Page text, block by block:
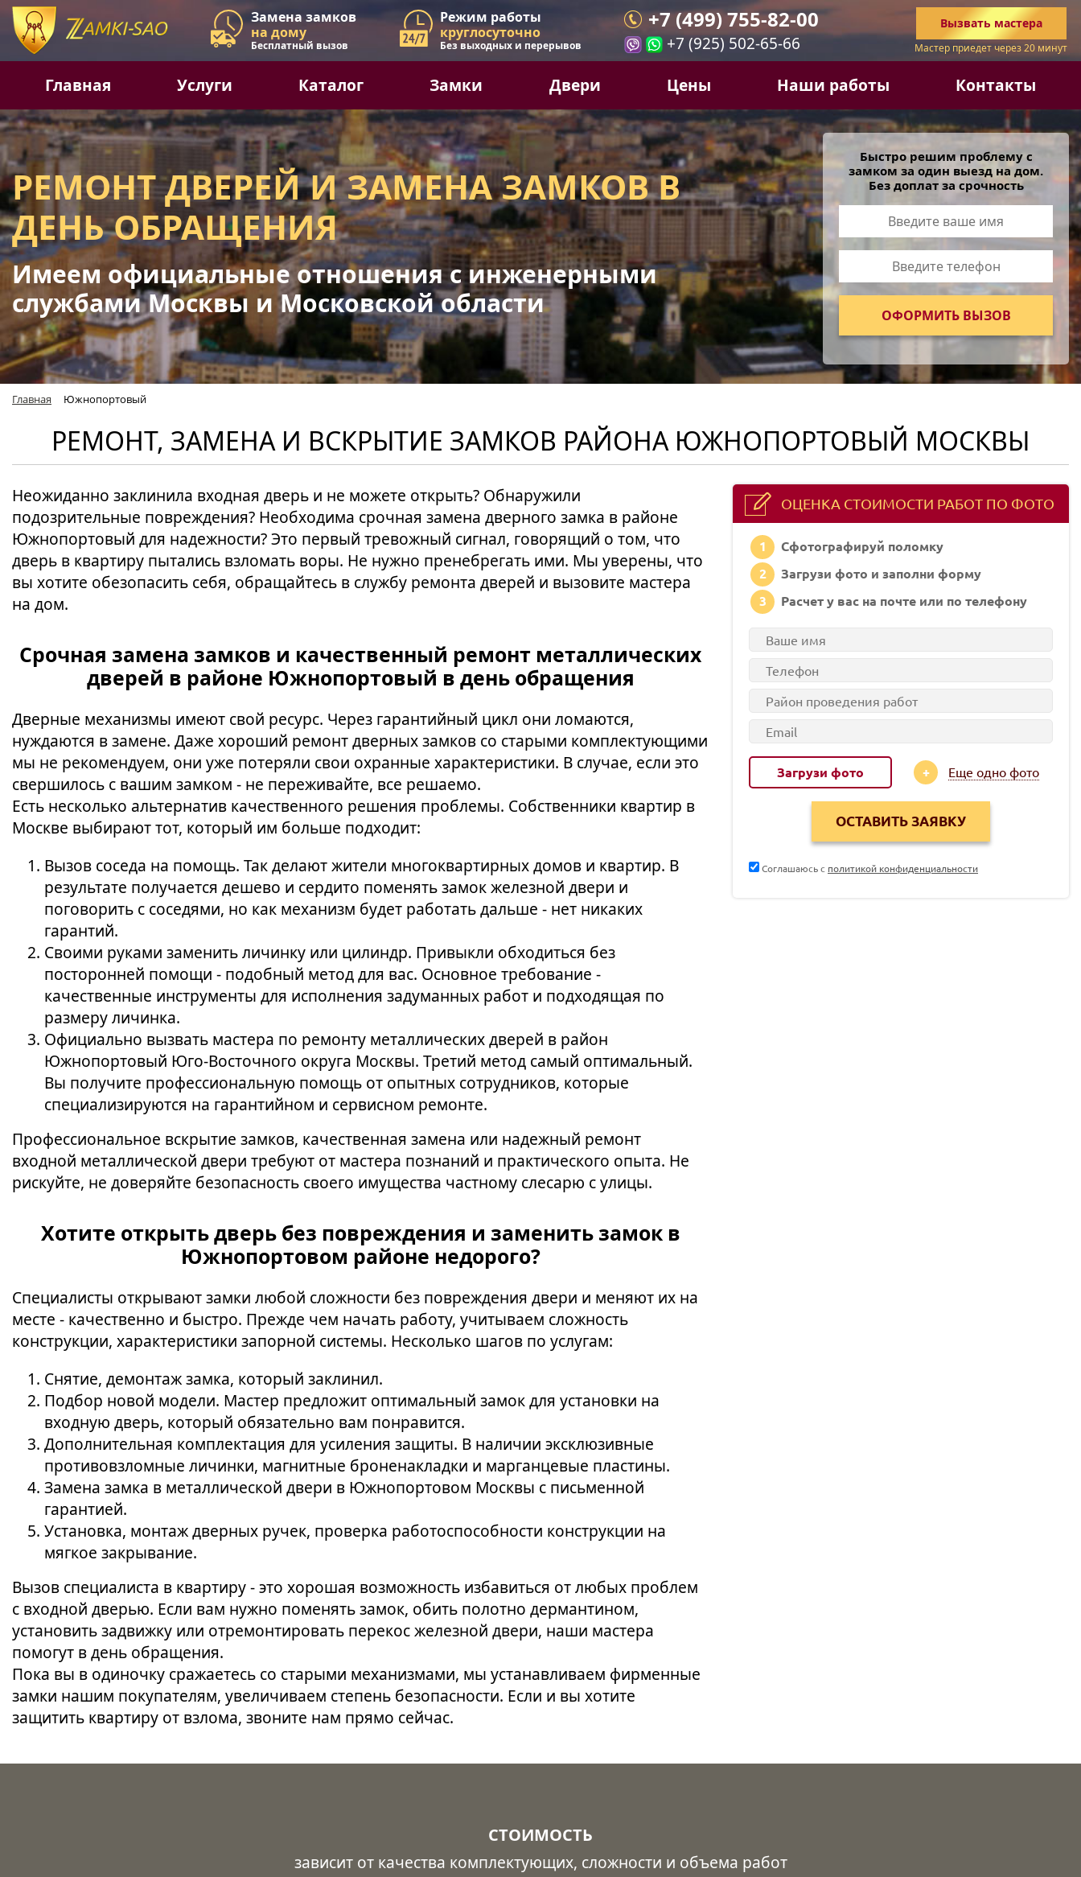
Замена замков
на дому
Бесплатный вызов
Режим работы
круглосуточно
Без выходных и перерывов
+7 (499) 755-82-00
+7 (925) 502-65-66
Вызвать мастера
Мастер приедет через 20 минут
Главная Услуги Каталог Замки Двери Цены Наши работы Контакты
РЕМОНТ ДВЕРЕЙ И ЗАМЕНА ЗАМКОВ В
ДЕНЬ ОБРАЩЕНИЯ
Имеем официальные отношения с инженерными
службами Москвы и Московской области
Быстро решим проблему с
замком за один выезд на дом.
Без доплат за срочность
Главная Южнопортовый
РЕМОНТ, ЗАМЕНА И ВСКРЫТИЕ ЗАМКОВ РАЙОНА ЮЖНОПОРТОВЫЙ МОСКВЫ
Неожиданно заклинила входная дверь и не можете открыть? Обнаружили
подозрительные повреждения? Необходима срочная замена дверного замка в районе
Южнопортовый для надежности? Это первый тревожный сигнал, говорящий о том, что
дверь в квартиру пытались взломать воры. Не нужно пренебрегать ими. Мы уверены, что
вы хотите обезопасить себя, обращайтесь в службу ремонта дверей и вызовите мастера
на дом.
Срочная замена замков и качественный ремонт металлических
дверей в районе Южнопортовый в день обращения
Дверные механизмы имеют свой ресурс. Через гарантийный цикл они ломаются,
нуждаются в замене. Даже хороший ремонт дверных замков со старыми комплектующими
мы не рекомендуем, они уже потеряли свои охранные характеристики. В случае, если это
свершилось с вашим замком - не переживайте, все решаемо.
Есть несколько альтернатив качественного решения проблемы. Собственники квартир в
Москве выбирают тот, который им больше подходит:
Вызов соседа на помощь. Так делают жители многоквартирных домов и квартир. В
результате получается дешево и сердито поменять замок железной двери и
поговорить с соседями, но как механизм будет работать дальше - нет никаких
гарантий.
Своими руками заменить личинку или цилиндр. Привыкли обходиться без
посторонней помощи - подобный метод для вас. Основное требование -
качественные инструменты для исполнения задуманных работ и подходящая по
размеру личинка.
Официально вызвать мастера по ремонту металлических дверей в район
Южнопортовый Юго-Восточного округа Москвы. Третий метод самый оптимальный.
Вы получите профессиональную помощь от опытных сотрудников, которые
специализируются на гарантийном и сервисном ремонте.
Профессиональное вскрытие замков, качественная замена или надежный ремонт
входной металлической двери требуют от мастера познаний и практического опыта. Не
рискуйте, не доверяйте безопасность своего имущества частному слесарю с улицы.
Хотите открыть дверь без повреждения и заменить замок в
Южнопортовом районе недорого?
Специалисты открывают замки любой сложности без повреждения двери и меняют их на
месте - качественно и быстро. Прежде чем начать работу, учитываем сложность
конструкции, характеристики запорной системы. Несколько шагов по услугам:
Снятие, демонтаж замка, который заклинил.
Подбор новой модели. Мастер предложит оптимальный замок для установки на
входную дверь, который обязательно вам понравится.
Дополнительная комплектация для усиления защиты. В наличии эксклюзивные
противовзломные личинки, магнитные броненакладки и марганцевые пластины.
Замена замка в металлической двери в Южнопортовом Москвы с письменной
гарантией.
Установка, монтаж дверных ручек, проверка работоспособности конструкции на
мягкое закрывание.
Вызов специалиста в квартиру - это хорошая возможность избавиться от любых проблем
с входной дверью. Если вам нужно поменять замок, обить полотно дермантином,
установить задвижку или отремонтировать перекос железной двери, наши мастера
помогут в день обращения.
Пока вы в одиночку сражаетесь со старыми механизмами, мы устанавливаем фирменные
замки нашим покупателям, увеличиваем степень безопасности. Если и вы хотите
защитить квартиру от взлома, звоните нам прямо сейчас.
ОЦЕНКА СТОИМОСТИ РАБОТ ПО ФОТО
1
Сфотографируй поломку
2
Загрузи фото и заполни форму
3
Расчет у вас на почте или по телефону
Загрузи фото Еще одно фото
Соглашаюсь с политикой конфиденциальности
СТОИМОСТЬ
зависит от качества комплектующих, сложности и объема работ